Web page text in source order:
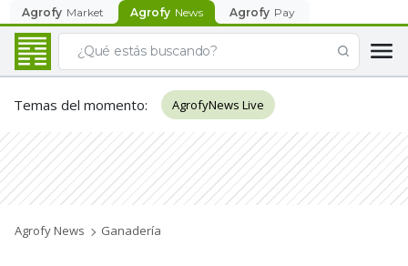
Agrofy Market Agrofy News Agrofy Pay
Temas del momento: AgrofyNews Live
Agrofy News Ganadería